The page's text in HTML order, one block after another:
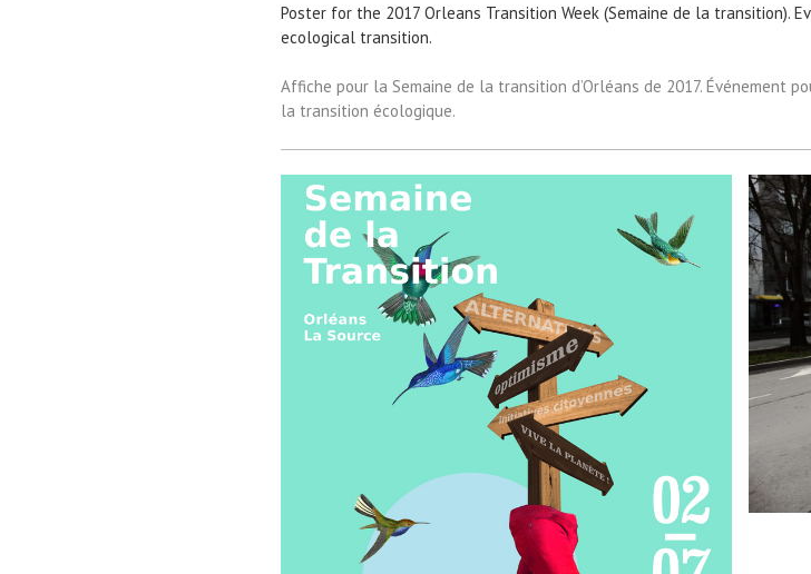
Poster for the 2017 Orleans Transition Week (Semaine de la transition).
ecological transition.
Affiche pour la Semaine de la transition d’Orléans de 2017.
la transition écologique.